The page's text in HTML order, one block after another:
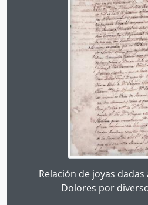
Clicking this
Relación de joyas
Dolores por